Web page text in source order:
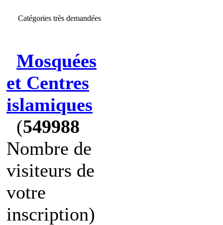
Catégories très demandées
Mosquées
et Centres
islamiques
(549988
Nombre de
visiteurs de
votre
inscription)